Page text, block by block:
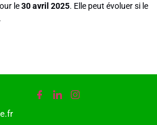
le30 avril 2025. Elle peut évoluer si le